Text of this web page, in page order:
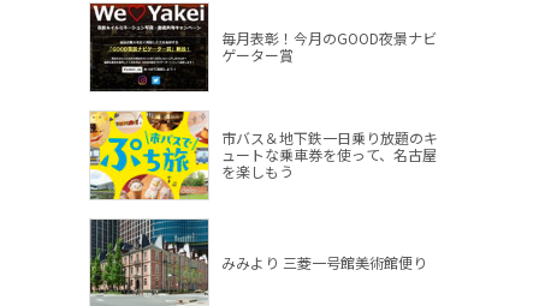
毎月表彰！今月のGOOD夜景ナビ
ゲーター賞
市バス＆地下鉄一日乗り放題のキ
ュートな乗車券を使って、名古屋
を楽しもう
みみより 三菱一号館美術館便り